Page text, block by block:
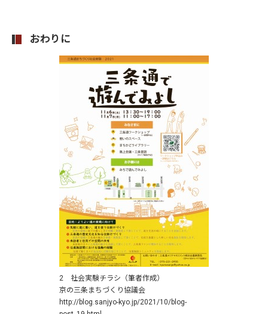
おわりに
2 社会実験チラシ（筆者作成）
京の三条まちづくり協議会
http://blog.sanjyo-kyo.jp/2021/10/blog-